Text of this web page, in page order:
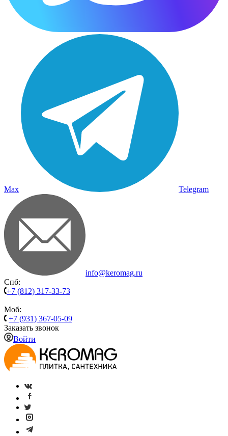
Max Telegram
info@keromag.ru
Спб:
+7 (812) 317-33-73
Моб:
+7 (931) 367-05-09
Заказать звонок
Войти